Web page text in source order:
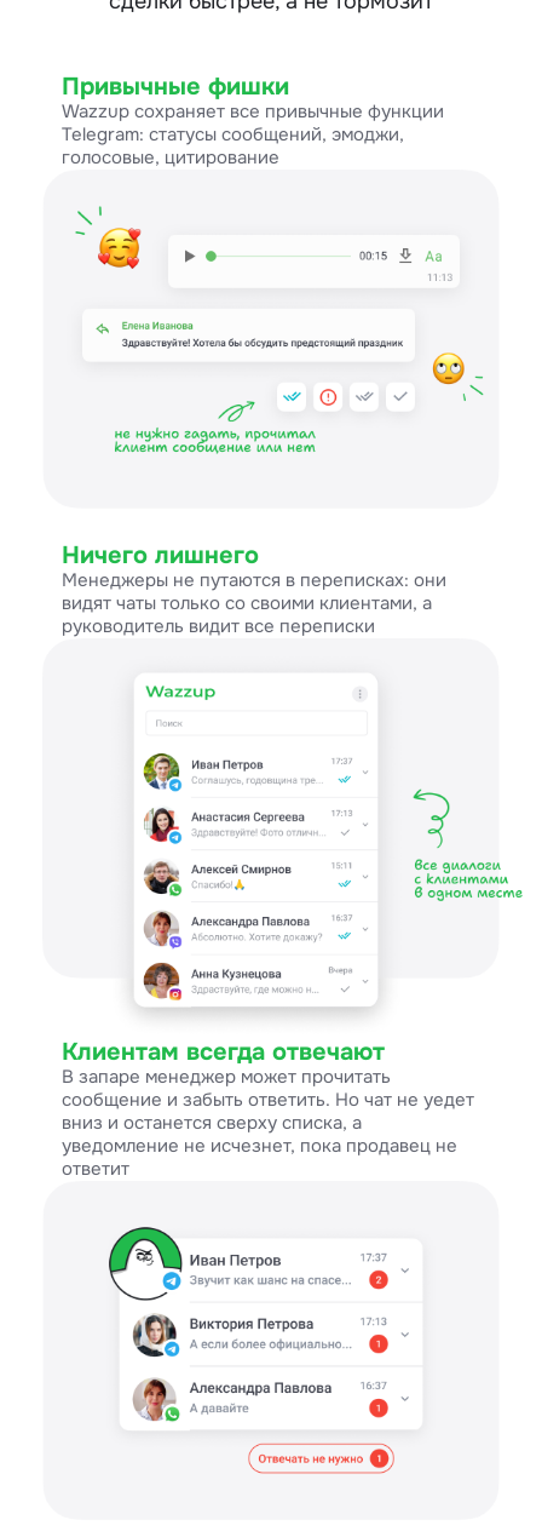
Привычные фишки
Wazzup сохраняет все привычные функции
Telegram: статусы сообщений, эмоджи,
голосовые, цитирование
Ничего лишнего
Менеджеры не путаются в переписках: они
видят чаты только со своими клиентами, а
руководитель видит все переписки
Клиентам всегда отвечают
В запаре менеджер может прочитать
сообщение и забыть ответить. Но чат не уедет
вниз и останется сверху списка, а
уведомление не исчезнет, пока продавец не
ответит